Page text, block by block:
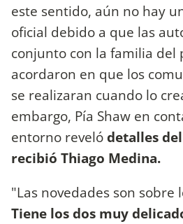
este sentido, aún no hay
oficial debido a que las
conjunto con la familia del
acordaron en que los
se realizaran cuando lo
embargo, Pía Shaw en
entorno revelódetalles
recibió Thiago Medina.
"Las novedades son sobre
Tiene los dos muy